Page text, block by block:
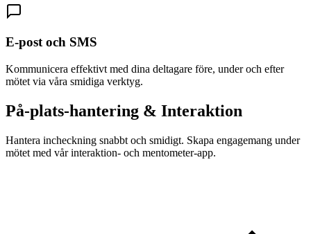
E-post och SMS
Kommunicera effektivt med dina deltagare före, under och efter
mötet via våra smidiga verktyg.
På-plats-hantering & Interaktion
Hantera incheckning snabbt och smidigt. Skapa engagemang under
mötet med vår interaktion- och mentometer-app.